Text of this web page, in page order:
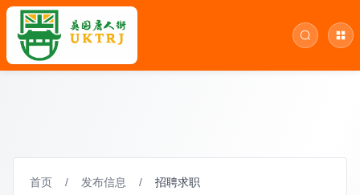
首页 / 发布信息 / 招聘求职